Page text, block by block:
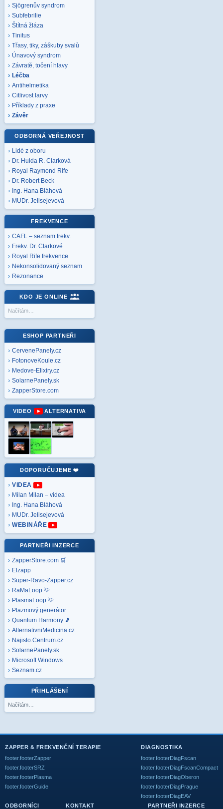
Sjögrenův syndrom
Subfebrilie
Štítná žláza
Tinitus
Třasy, tiky, záškuby svalů
Únavový syndrom
Závratě, točení hlavy
Léčba
Antihelmetika
Citlivost larvy
Příklady z praxe
Závěr
ODBORNÁ VEŘEJNOST
Lidé z oboru
Dr. Hulda R. Clarková
Royal Raymond Rife
Dr. Robert Beck
Ing. Hana Bláhová
MUDr. Jelisejevová
FREKVENCE
CAFL – seznam frekv.
Frekv. Dr. Clarkové
Royal Rife frekvence
Nekonsolidovaný seznam
Rezonance
KDO JE ONLINE
Načítám…
ESHOP PARTNEŘI
CervenePanely.cz
FotonoveKoule.cz
Medove-Elixiry.cz
SolarnePanely.sk
ZapperStore.com
VIDEO ALTERNATIVA
DOPORUČUJEME ❤️
VIDEA
Milan Milan – videa
Ing. Hana Bláhová
MUDr. Jelisejevová
WEBINÁŘE
PARTNEŘI INZERCE
ZapperStore.com 🛒
Elzapp
Super-Ravo-Zapper.cz
RaMaLoop 💡
PlasmaLoop 💡
Plazmový generátor
Quantum Harmony 🎵
AlternativniMedicina.cz
Najisto.Centrum.cz
SolarnePanely.sk
Microsoft Windows
Seznam.cz
PŘIHLÁŠENÍ
Načítám…
ZAPPER & FREKVENČNÍ TERAPIE
footer.footerZapper
footer.footerSRZ
footer.footerPlasma
footer.footerGuide
DIAGNOSTIKA
footer.footerDiagFscan
footer.footerDiagFscanCompact
footer.footerDiagOberon
footer.footerDiagPrague
footer.footerDiagEAV
ODBORNÍCI
KONTAKT PARTNEŘI INZERCE